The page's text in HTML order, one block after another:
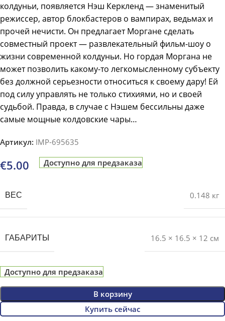
колдуньи, появляется Нэш Керкленд — знаменитый
режиссер, автор блокбастеров о вампирах, ведьмах и
прочей нечисти. Он предлагает Моргане сделать
совместный проект — развлекательный фильм-шоу о
жизни современной колдуньи. Но гордая Моргана не
может позволить какому-то легкомысленному субъекту
без должной серьезности относиться к своему дару! Ей
под силу управлять не только стихиями, но и своей
судьбой. Правда, в случае с Нэшем бессильны даже
самые мощные колдовские чары…
Артикул: IMP-695635
€5.00 Доступно для предзаказа
ВЕС 0.148 кг
ГАБАРИТЫ 16.5 × 16.5 × 12 см
Доступно для предзаказа
В корзину
Купить сейчас